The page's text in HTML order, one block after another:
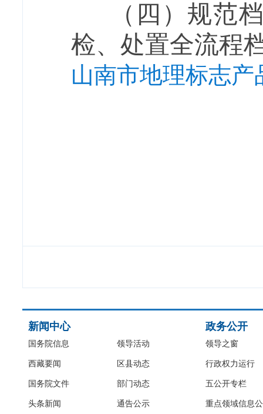
（四）规范档
检、处置全流程
山南市地理标志
新闻中心
国务院信息
西藏要闻
国务院文件
头条新闻
领导活动
区县动态
部门动态
通告公示
政务公开
领导之窗
行政权力运行
五公开专栏
重点领域信息